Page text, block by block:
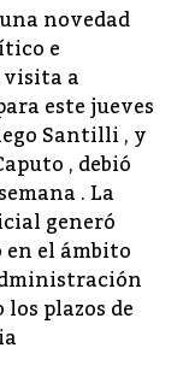
novedad
e
a
este jueves
Santilli , y
, debió
. La
generó
el ámbito
plazos de